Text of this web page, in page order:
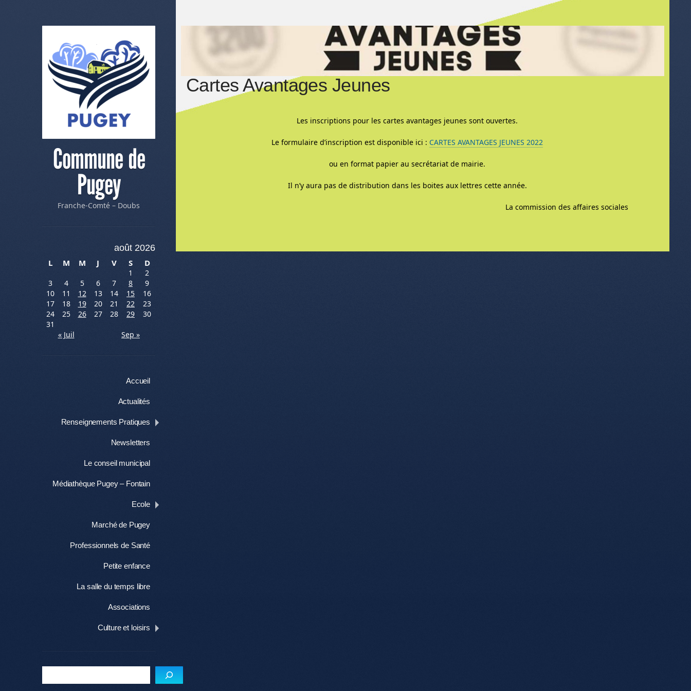
Commune de
Pugey
Franche-Comté – Doubs
août 2026
L
M M J V S D
1
2
3
4 5 6 7 8
9
10
11 12 13 14 15
16
17
18 19 20 21 22
23
24
25 26 27 28 29
30
31
« Juil
Sep »
Accueil
Actualités
Renseignements Pratiques
Newsletters
Le conseil municipal
Médiathèque Pugey – Fontain
Ecole
Marché de Pugey
Professionnels de Santé
Petite enfance
La salle du temps libre
Associations
Culture et loisirs
Cartes Avantages Jeunes
Les inscriptions pour les cartes avantages jeunes sont ouvertes.
Le formulaire d’inscription est disponible ici : CARTES AVANTAGES JEUNES 2022
ou en format papier au secrétariat de mairie.
Il n’y aura pas de distribution dans les boites aux lettres cette année.
La commission des affaires sociales
Menu de l'article